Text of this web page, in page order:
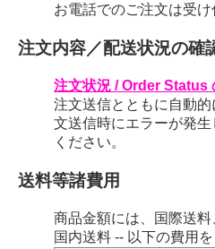
お電話でのご注文は受け
注文内容／配送状況の確
注文状況 / Order Status
注文送信とともに自動
文送信時にエラーが発
ください。
送料等諸費用
商品金額には、国際送
国内送料 -- 以下の費用